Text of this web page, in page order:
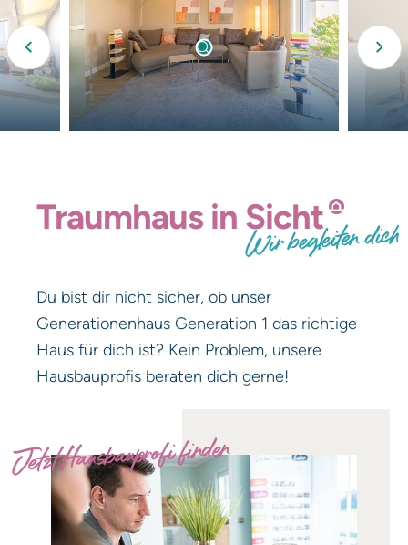
Jetzt kostenlos anfordern
Traumhaus in Sicht
Wir begleiten dich
Du bist dir nicht sicher, ob unser
Generationenhaus Generation 1 das richtige
Haus für dich ist? Kein Problem, unsere
Hausbauprofis beraten dich gerne!
Jetzt Hausbauprofi finden